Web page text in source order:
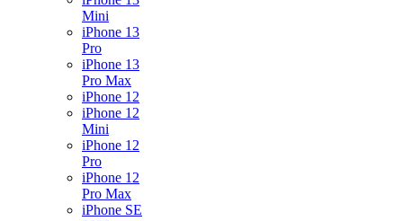
Mini
iPhone 13
Pro
iPhone 13
Pro Max
iPhone 12
iPhone 12
Mini
iPhone 12
Pro
iPhone 12
Pro Max
iPhone SE